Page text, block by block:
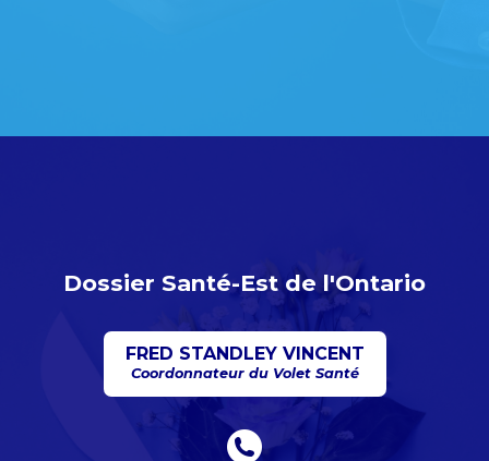
Dossier Santé-Est de l'Ontario
FRED STANDLEY VINCENT
Coordonnateur du Volet Santé